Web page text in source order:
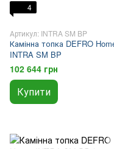
4
Артикул: INTRA SM BP
Камінна топка DEFRO
INTRA SM BP
102 644 грн
Купити